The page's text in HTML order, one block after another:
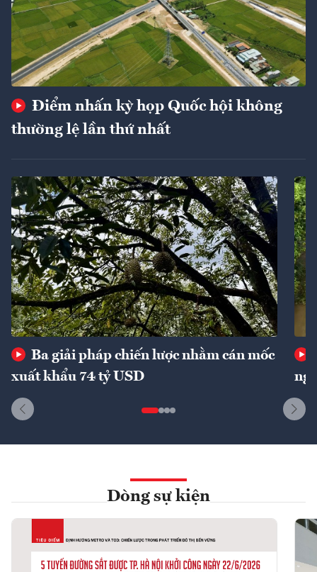
Điểm nhấn kỳ họp Quốc hội không
thường lệ lần thứ nhất
Ba giải pháp chiến lược nhằm cán mốc
xuất khẩu 74 tỷ USD
Dòng sự kiện